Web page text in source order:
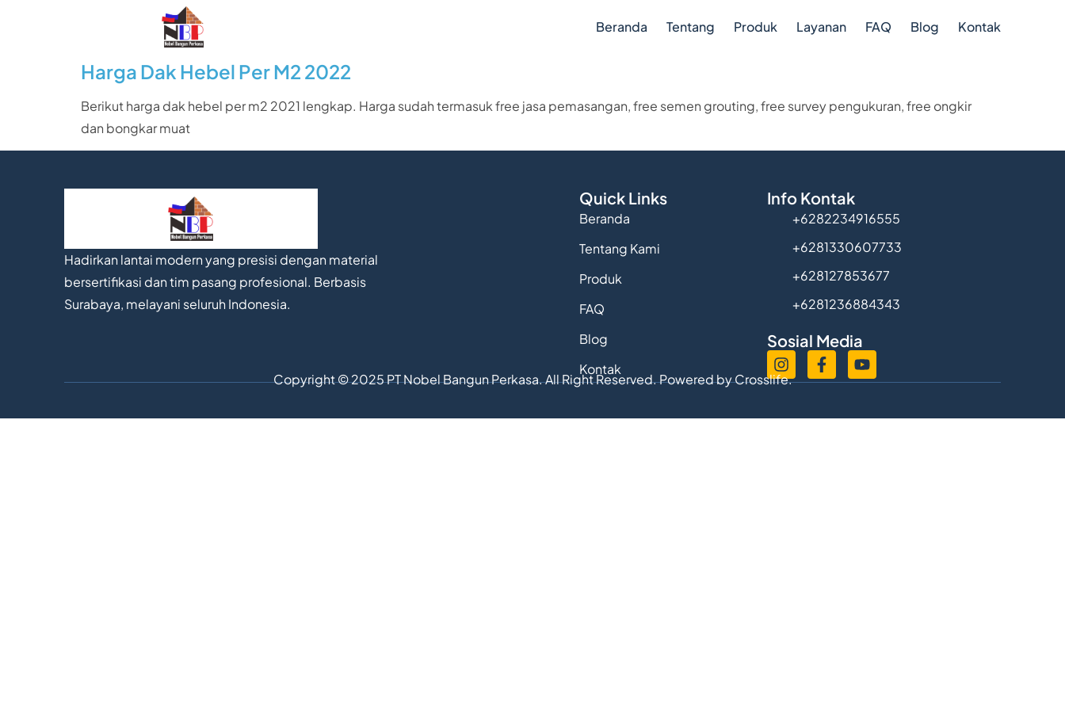
Beranda Tentang Produk Layanan FAQ Blog Kontak
Harga Dak Hebel Per M2 2022
Berikut harga dak hebel per m2 2021 lengkap. Harga sudah termasuk free jasa pemasangan, free semen grouting, free survey pengukuran, free ongkir
dan bongkar muat
Hadirkan lantai modern yang presisi dengan material
bersertifikasi dan tim pasang profesional. Berbasis
Surabaya, melayani seluruh Indonesia.
Quick Links
Beranda
Tentang Kami
Produk
FAQ
Blog
Kontak
Info Kontak
+6282234916555
+6281330607733
+628127853677
+6281236884343
Sosial Media
Copyright © 2025 PT Nobel Bangun Perkasa. All Right Reserved. Powered byCrosslife.